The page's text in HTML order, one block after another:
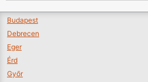
Budapest
Debrecen
Eger
Érd
Győr